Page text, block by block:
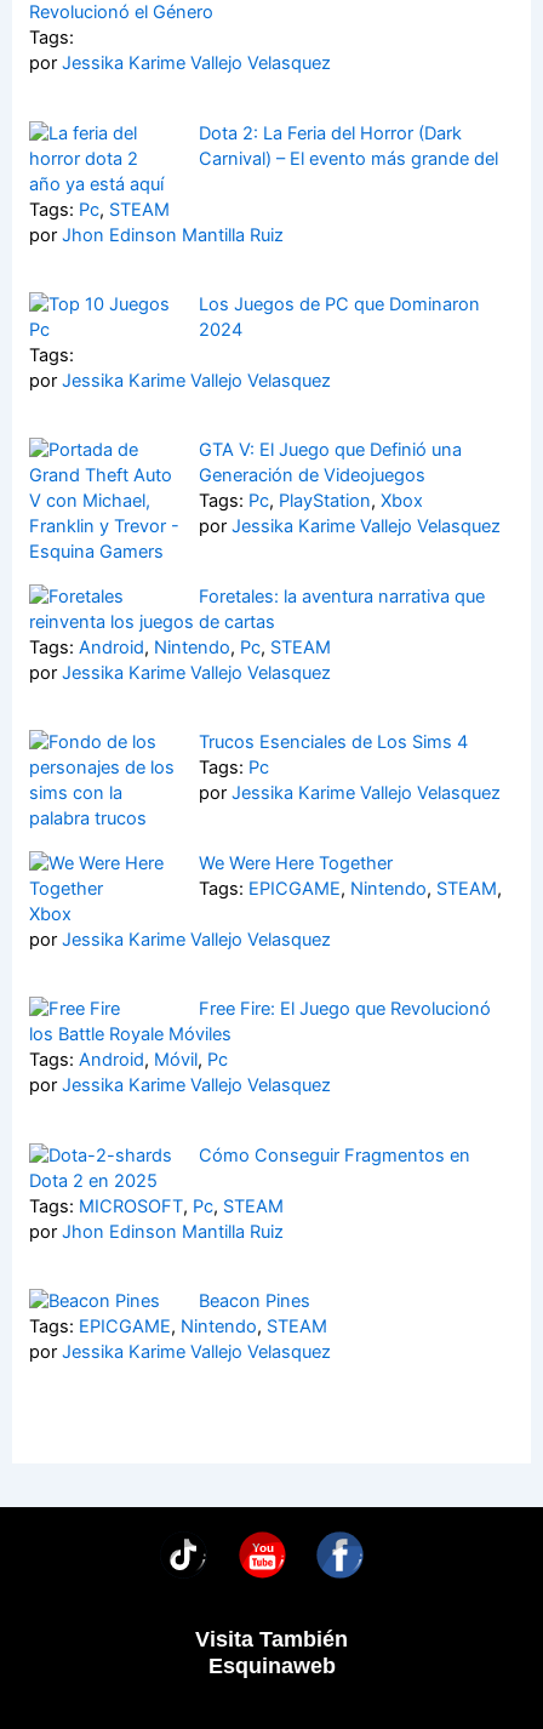
Revolucionó el Género
Tags:
porJessika Karime Vallejo Velasquez
Dota 2: La Feria del Horror (Dark
Carnival) – El evento más grande del
año ya está aquí
Tags: Pc, STEAM
porJhon Edinson Mantilla Ruiz
Los Juegos de PC que Dominaron
2024
Tags:
porJessika Karime Vallejo Velasquez
GTA V: El Juego que Definió una
Generación de Videojuegos
Tags: Pc, PlayStation, Xbox
por Jessika Karime Vallejo Velasquez
Foretales: la aventura narrativa que
reinventa los juegos de cartas
Tags:Android, Nintendo, Pc, STEAM
porJessika Karime Vallejo Velasquez
Trucos Esenciales de Los Sims 4
Tags: Pc
por Jessika Karime Vallejo Velasquez
We Were Here Together
Tags: EPICGAME, Nintendo, STEAM,
Xbox
porJessika Karime Vallejo Velasquez
Free Fire: El Juego que Revolucionó
los Battle Royale Móviles
Tags:Android, Móvil, Pc
porJessika Karime Vallejo Velasquez
Cómo Conseguir Fragmentos en
Dota 2 en 2025
Tags: MICROSOFT, Pc, STEAM
porJhon Edinson Mantilla Ruiz
Beacon Pines
Tags: EPICGAME, Nintendo, STEAM
porJessika Karime Vallejo Velasquez
You
Visita También
Esquinaweb